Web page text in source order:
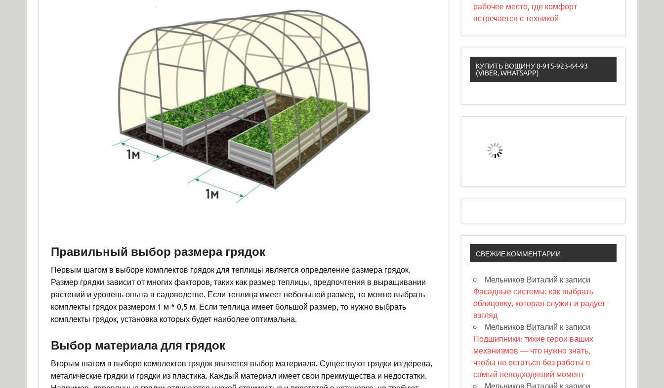
Правильный выбор размера грядок
Первым шагом в выборе комплектов грядок для теплицы является определение размера грядок.
Размер грядки зависит от многих факторов, таких как размер теплицы, предпочтения в выращивании
растений и уровень опыта в садоводстве. Если теплица имеет небольшой размер, то можно выбрать
комплекты грядок размером 1 м * 0,5 м. Если теплица имеет большой размер, то нужно выбрать
комплекты грядок, установка которых будет наиболее оптимальна.
Выбор материала для грядок
Вторым шагом в выборе комплектов грядок является выбор материала. Существуют грядки из дерева,
металические грядки и грядки из пластика. Каждый материал имеет свои преимущества и недостатки.
рабочее место, где комфорт
встречается с техникой
КУПИТЬ ВОЩИНУ 8-915-923-64-93
(VIBER, WHATSAPP)
СВЕЖИЕ КОММЕНТАРИИ
Мельников Виталий к записи
Фасадные системы: как выбрать
облицовку, которая служит и радует
взгляд
Мельников Виталий к записи
Подшипники: тихие герои ваших
механизмов — что нужно знать,
чтобы не остаться без работы в
самый неподходящий момент
Мельников Виталий к записи